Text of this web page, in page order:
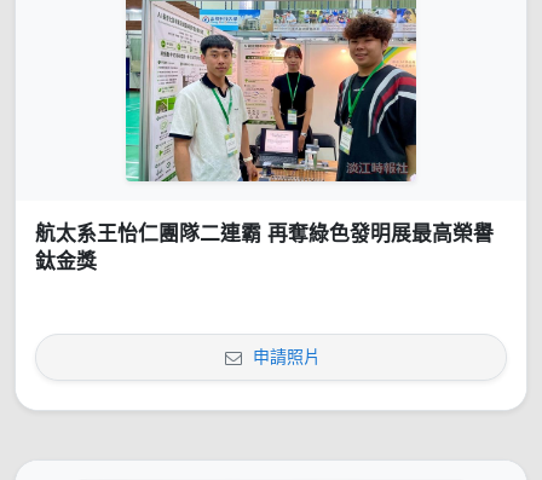
航太系王怡仁團隊二連霸 再奪綠色發明展最高榮譽
鈦金獎
申請照片